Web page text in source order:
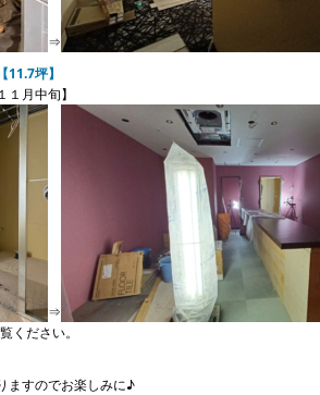
⇒
11.7坪】
旬】
⇒
ください。
ますのでお楽しみに♪